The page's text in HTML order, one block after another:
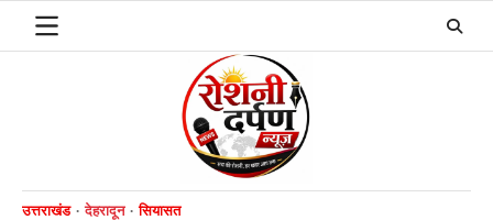
उत्तराखंड देहरादून सियासत